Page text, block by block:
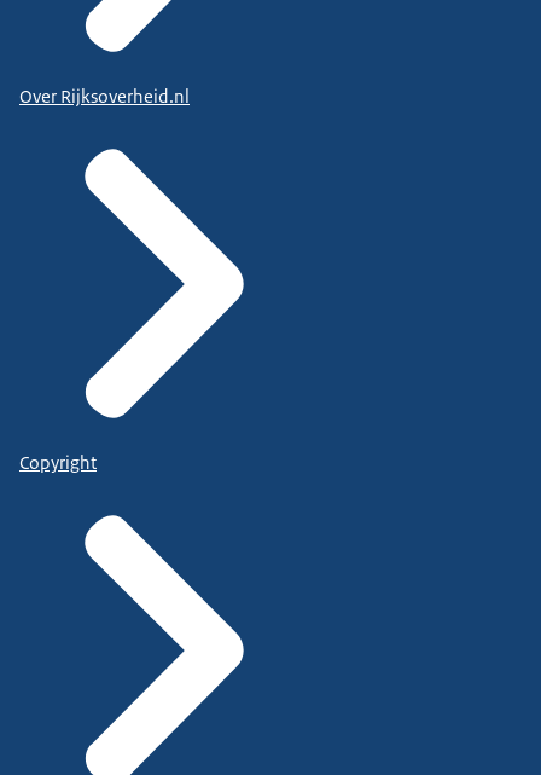
Over Rijksoverheid.nl
Copyright